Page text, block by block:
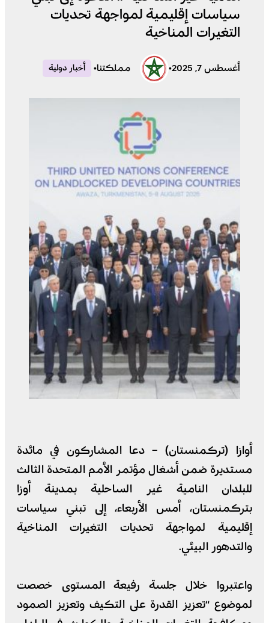
سياسات إقليمية لمواجهة تحديات
التغيرات المناخية
أغسطس 7, 2025 • مملكتنا• أخبار دولية
أوازا (تركمنستان) – دعا المشاركون في مائدة
مستديرة ضمن أشغال مؤتمر الأمم المتحدة الثالث
للبلدان النامية غير الساحلية بمدينة أوزا
بتركمنستان، أمس الأربعاء، إلى تبني سياسات
إقليمية لمواجهة تحديات التغيرات المناخية
والتدهور البيئي.
واعتبروا خلال جلسة رفيعة المستوى خصصت
لموضوع “تعزيز القدرة على التكيف وتعزيز الصمود